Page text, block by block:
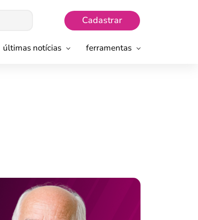
Cadastrar
últimas notícias ferramentas